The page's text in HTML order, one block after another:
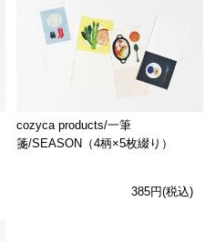
cozyca products/一筆
箋/SEASON（4柄×5枚綴り）
385円(税込)